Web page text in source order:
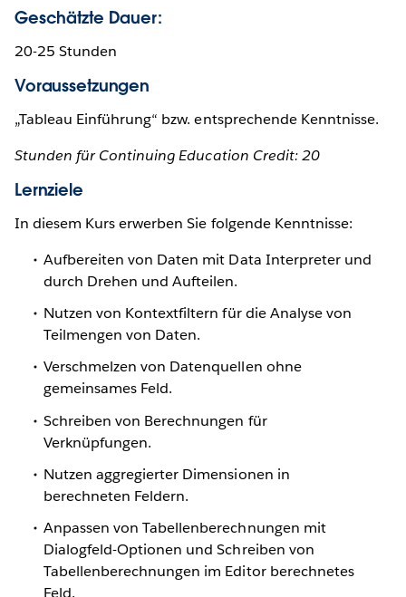
Geschätzte Dauer:
20-25 Stunden
Voraussetzungen
„Tableau Einführung“ bzw. entsprechende Kenntnisse.
Stunden für Continuing Education Credit: 20
Lernziele
In diesem Kurs erwerben Sie folgende Kenntnisse:
Aufbereiten von Daten mit Data Interpreter und
durch Drehen und Aufteilen.
Nutzen von Kontextfiltern für die Analyse von
Teilmengen von Daten.
Verschmelzen von Datenquellen ohne
gemeinsames Feld.
Schreiben von Berechnungen für
Verknüpfungen.
Nutzen aggregierter Dimensionen in
berechneten Feldern.
Anpassen von Tabellenberechnungen mit
Dialogfeld-Optionen und Schreiben von
Tabellenberechnungen im Editor berechnetes
Feld.